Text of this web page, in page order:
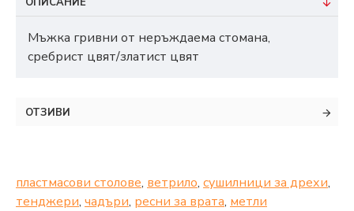
Мъжка гривни от неръждаема стомана,
сребрист цвят/златист цвят
ОТЗИВИ
пластмасови столове, ветрило, сушилници за дрехи,
тенджери, чадъри, ресни за врата, метли